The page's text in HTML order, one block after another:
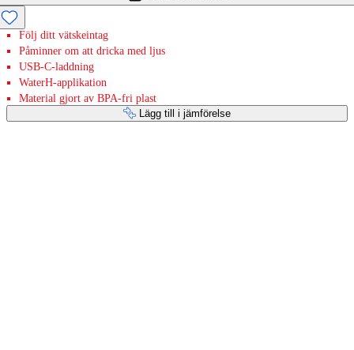
Följ ditt vätskeintag
Påminner om att dricka med ljus
USB-C-laddning
WaterH-applikation
Material gjort av BPA-fri plast
Lägg till i jämförelse